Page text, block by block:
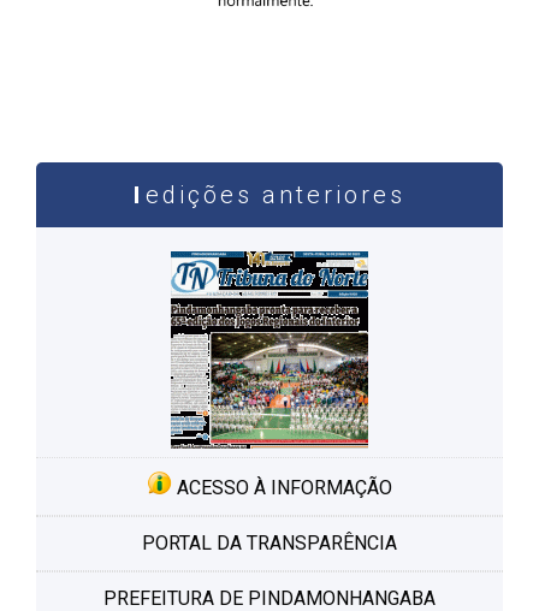
edições anteriores
ACESSO À INFORMAÇÃO
PORTAL DA TRANSPARÊNCIA
PREFEITURA DE PINDAMONHANGABA